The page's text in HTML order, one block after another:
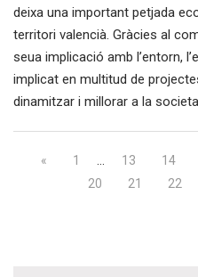
deixa una important petjada
territori valencià. Gràcies al
seua implicació amb l’entorn,
implicat en multitud de
dinamitzar i millorar a la
« 1 13 14
20
21 22